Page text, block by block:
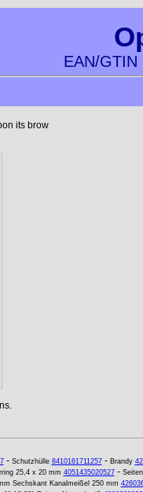
EAN/GTIN
its brow
- Schutzhülle 8410161711257- Brandy
25,4 x 20 mm 4051435020527-
Sechskant Kanalmeißel 250 mm